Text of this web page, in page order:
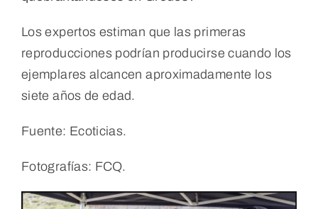
Los expertos estiman que las primeras
reproducciones podrían producirse cuando los
ejemplares alcancen aproximadamente los
siete años de edad.
Fuente: Ecoticias.
Fotografías: FCQ.